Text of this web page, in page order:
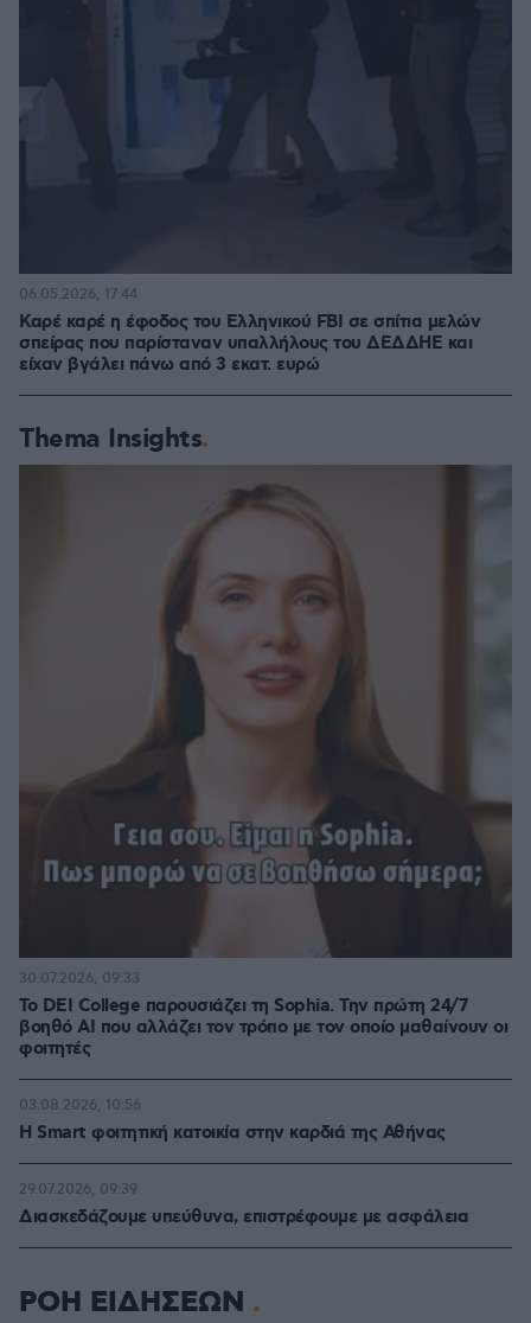
Καρέ καρέ η έφοδος του Ελληνικού FBI σε σπίτια μελών
σπείρας που παρίσταναν υπαλλήλους του ΔΕΔΔΗΕ και
είχαν βγάλει πάνω από 3 εκατ. ευρώ
06.05.2026, 17:44
Thema Insights
Το DEI College παρουσιάζει τη Sophia. Την πρώτη 24/7
βοηθό AI που αλλάζει τον τρόπο με τον οποίο μαθαίνουν οι
φοιτητές
30.07.2026, 09:33
Η Smart φοιτητική κατοικία στην καρδιά της Αθήνας
03.08.2026, 10:56
Διασκεδάζουμε υπεύθυνα, επιστρέφουμε με ασφάλεια
29.07.2026, 09:39
ΡΟΗ ΕΙΔΗΣΕΩΝ